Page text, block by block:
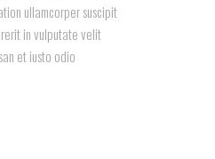
ullamcorper suscipit
in vulputate velit
et iusto odio